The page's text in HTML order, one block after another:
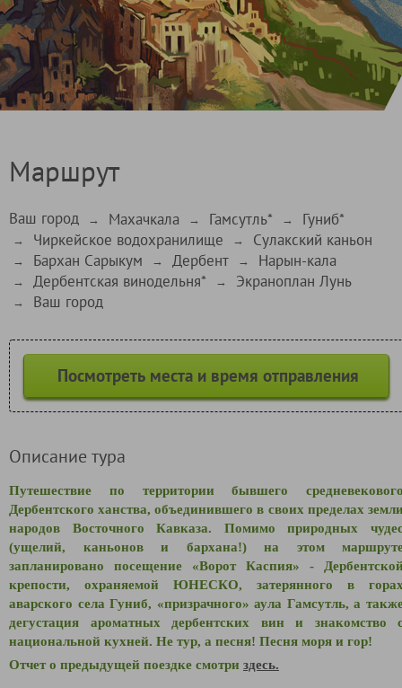
Маршрут
Ваш город → Махачкала → Гамсутль* → Гуниб*
→ Чиркейское водохранилище → Сулакский каньон
→ Бархан Сарыкум → Дербент → Нарын-кала
→ Дербентская винодельня* → Экраноплан Лунь
→ Ваш город
Посмотреть места и время отправления
Описание тура
Путешествие по территории бывшего
Дербентского ханства, объединившего в своих пределах
народов Восточного Кавказа. Помимо природных
(ущелий, каньонов и бархана!) на этом
запланировано посещение «Ворот Каспия» -
крепости, охраняемой ЮНЕСКО, затерянного в
аварского села Гуниб, «призрачного» аула Гамсутль, а
дегустация ароматных дербентских вин и знакомство
национальной кухней. Не тур, а песня! Песня моря и гор!
Отчет о предыдущей поездке смотри здесь.